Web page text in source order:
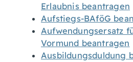
Erlaubnis beantragen
Aufstiegs-BAföG
Aufwendungsersatz
Vormund beantragen
Ausbildungsduldung